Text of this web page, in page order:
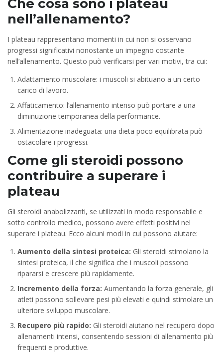
Che cosa sono i plateau
nell’allenamento?
I plateau rappresentano momenti in cui non si osservano
progressi significativi nonostante un impegno costante
nell’allenamento. Questo può verificarsi per vari motivi, tra cui:
Adattamento muscolare: i muscoli si abituano a un certo
carico di lavoro.
Affaticamento: l’allenamento intenso può portare a una
diminuzione temporanea della performance.
Alimentazione inadeguata: una dieta poco equilibrata può
ostacolare i progressi.
Come gli steroidi possono
contribuire a superare i
plateau
Gli steroidi anabolizzanti, se utilizzati in modo responsabile e
sotto controllo medico, possono avere effetti positivi nel
superare i plateau. Ecco alcuni modi in cui possono aiutare:
Aumento della sintesi proteica: Gli steroidi stimolano la
sintesi proteica, il che significa che i muscoli possono
ripararsi e crescere più rapidamente.
Incremento della forza: Aumentando la forza generale, gli
atleti possono sollevare pesi più elevati e quindi stimolare un
ulteriore sviluppo muscolare.
Recupero più rapido: Gli steroidi aiutano nel recupero dopo
allenamenti intensi, consentendo sessioni di allenamento più
frequenti e produttive.